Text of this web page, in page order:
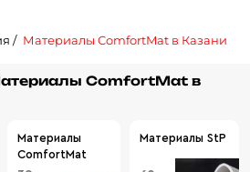
Материалы ComfortMat в Казани
ComfortMat в
Материалы
ComfortMat
Материалы StP